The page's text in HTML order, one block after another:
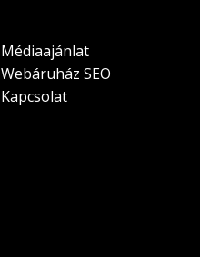
Médiaajánlat
Webáruház SEO
Kapcsolat